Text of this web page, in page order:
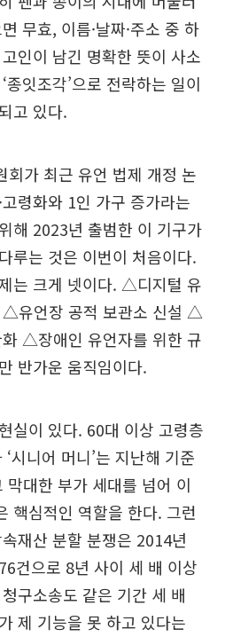
무효, 이름·날짜·주소 중 하
인이 남긴 명확한 뜻이 사소
잇조각’으로 전락하는 일이
고 있다.
회가 최근 유언 법제 개정 논
령화와 1인 가구 증가라는
해 2023년 출범한 이 기구가
루는 것은 이번이 처음이다.
는 크게 넷이다. △디지털 유
△유언장 공적 보관소 신설 △
△장애인 유언자를 위한 규
반가운 움직임이다.
실이 있다. 60대 이상 고령층
시니어 머니’는 지난해 기준
대한 부가 세대를 넘어 이
핵심적인 역할을 한다. 그런
재산 분할 분쟁은 2014년
건으로 8년 사이 세 배 이상
구소송도 같은 기간 세 배
제 기능을 못 하고 있다는